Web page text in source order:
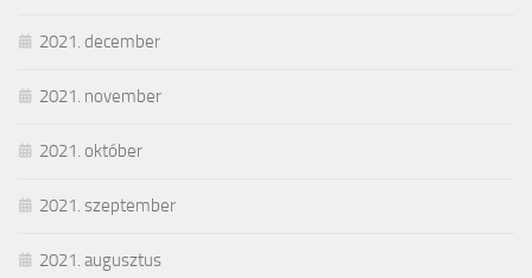
2021. december
2021. november
2021. október
2021. szeptember
2021. augusztus